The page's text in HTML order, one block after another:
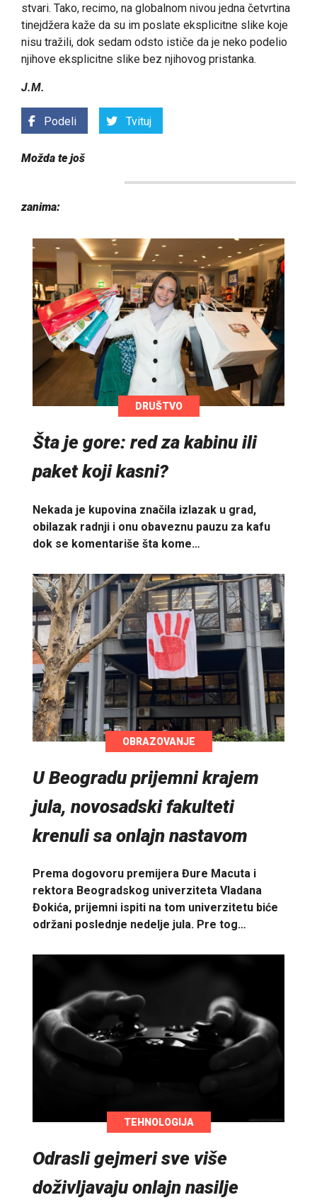
stvari. Tako, recimo, na globalnom nivou jedna četvrtina
tinejdžera kaže da su im poslate eksplicitne slike koje
nisu tražili, dok sedam odsto ističe da je neko podelio
njihove eksplicitne slike bez njihovog pristanka.
J.M.
Podeli Tvituj
Možda te još
zanima:
DRUŠTVO
Šta je gore: red za kabinu ili
paket koji kasni?
Nekada je kupovina značila izlazak u grad,
obilazak radnji i onu obaveznu pauzu za kafu
dok se komentariše šta kome…
OBRAZOVANJE
U Beogradu prijemni krajem
jula, novosadski fakulteti
krenuli sa onlajn nastavom
Prema dogovoru premijera Đure Macuta i
rektora Beogradskog univerziteta Vladana
Đokića, prijemni ispiti na tom univerzitetu biće
održani poslednje nedelje jula. Pre tog…
TEHNOLOGIJA
Odrasli gejmeri sve više
doživljavaju onlajn nasilje